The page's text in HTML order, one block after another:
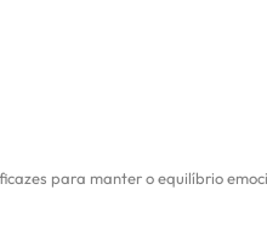
para manter o equilíbrio